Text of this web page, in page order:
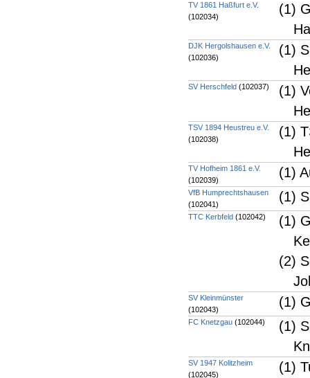
TV 1861 Haßfurt e.V.
(102034)
(1)
DJK Hergolshausen e.V.
(102036)
(1)
SV Herschfeld (102037)
(1)
TSV 1894 Heustreu e.V.
(102038)
(1)
TV Hofheim 1861 e.V.
(102039)
(1)
VfB Humprechtshausen
(102041)
(1)
TTC Kerbfeld (102042)
(1)
(2)
SV Kleinmünster
(102043)
(1)
FC Knetzgau (102044)
(1)
SV 1947 Kolitzheim
(102045)
(1)